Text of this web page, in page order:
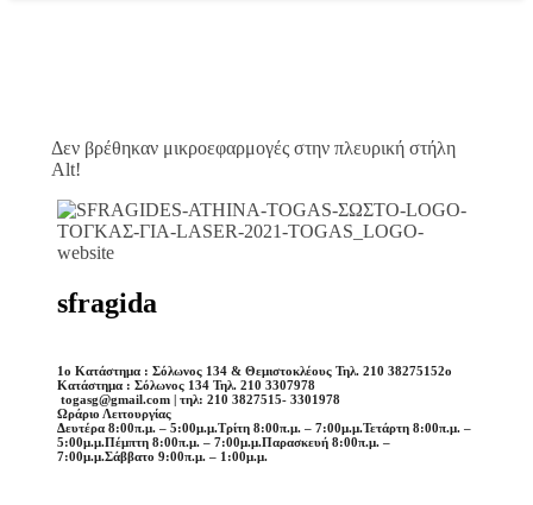
Δεν βρέθηκαν μικροεφαρμογές στην πλευρική στήλη
Alt!
sfragida
1o Κατάστημα : Σόλωνος 134 & Θεμιστοκλέους Τηλ. 210 38275152o
Κατάστημα : Σόλωνος 134 Τηλ. 210 3307978
togasg@gmail.com | τηλ: 210 3827515- 3301978
Ωράριο Λειτουργίας
Δευτέρα 8:00π.μ. – 5:00μ.μ.Τρίτη 8:00π.μ. – 7:00μ.μ.Τετάρτη 8:00π.μ. –
5:00μ.μ.Πέμπτη 8:00π.μ. – 7:00μ.μ.Παρασκευή 8:00π.μ. –
7:00μ.μ.Σάββατο 9:00π.μ. – 1:00μ.μ.